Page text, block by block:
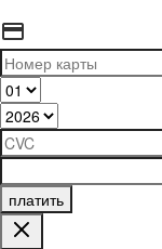
платить